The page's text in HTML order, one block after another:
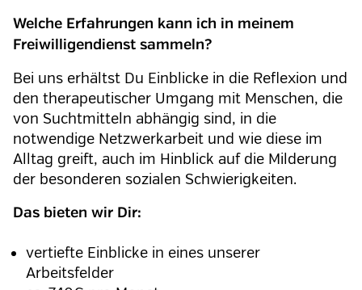
Welche Erfahrungen kann ich in meinem
Freiwilligendienst sammeln?
Bei uns erhältst Du Einblicke in die Reflexion und
den therapeutischer Umgang mit Menschen, die
von Suchtmitteln abhängig sind, in die
notwendige Netzwerkarbeit und wie diese im
Alltag greift, auch im Hinblick auf die Milderung
der besonderen sozialen Schwierigkeiten.
Das bieten wir Dir:
vertiefte Einblicke in eines unserer
Arbeitsfelder